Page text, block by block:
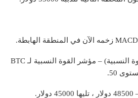
RSI لكل ساعة (مؤشر القوة النسبية) – مؤشر القوة النسبية لـ BTC